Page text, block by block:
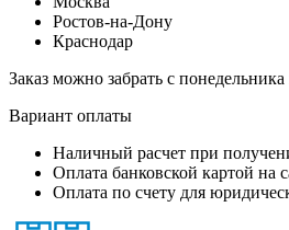
Ростов-на-Дону
Краснодар
Заказ можно забрать с
Вариант оплаты
Наличный расчет при
Оплата банковской картой на
Оплата по счету для